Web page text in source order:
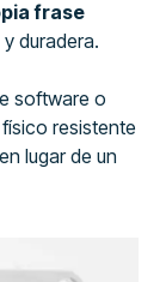
frase
duradera.
software o
resistente
lugar de un